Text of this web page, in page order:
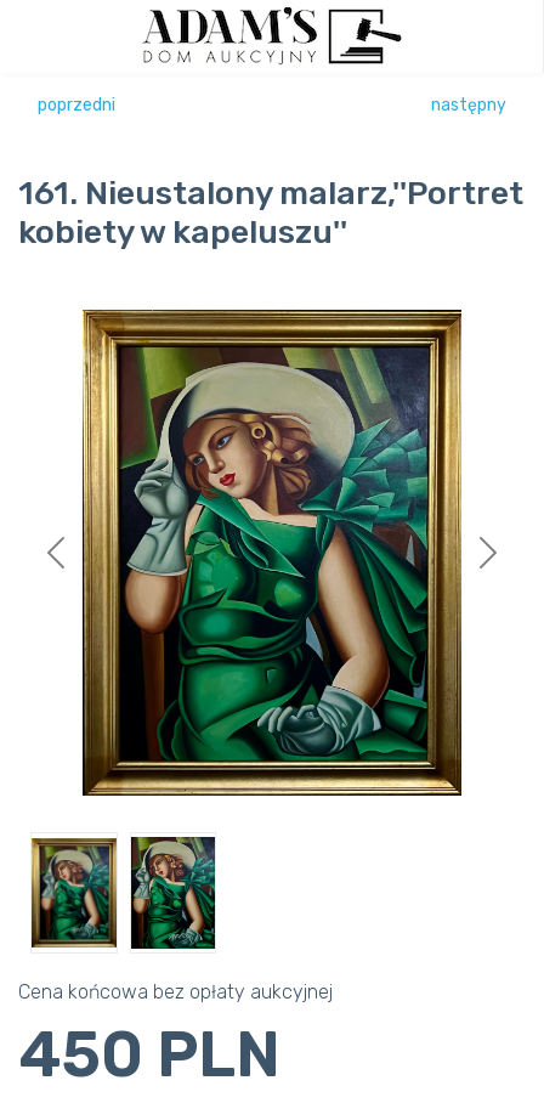
poprzedni następny
161. Nieustalony malarz,''Portret
kobiety w kapeluszu''
Previous Next
Cena końcowa bez opłaty aukcyjnej
450 PLN